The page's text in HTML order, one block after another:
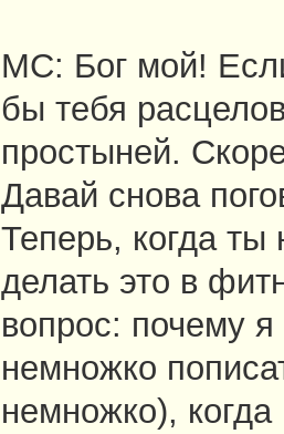
МС: Бог мой!
бы тебя
простыней.
Давай снова
Теперь, когда
делать это в
вопрос: почему
немножко
немножко),